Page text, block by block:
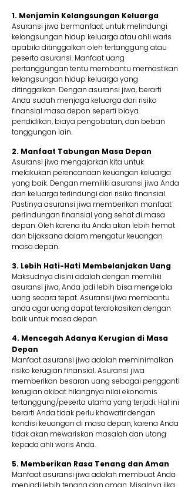
1. Menjamin Kelangsungan Keluarga
Asuransi jiwa bermanfaat untuk melindungi
kelangsungan hidup keluarga atau ahli waris
apabila ditinggalkan oleh tertanggung atau
peserta asuransi. Manfaat uang
pertanggungan tentu membantu memastikan
kelangsungan hidup keluarga yang
ditinggalkan. Dengan asuransi jiwa, berarti
Anda sudah menjaga keluarga dari risiko
finansial masa depan seperti biaya
pendidikan, biaya pengobatan, dan beban
tanggungan lain.
2. Manfaat Tabungan Masa Depan
Asuransi jiwa mengajarkan kita untuk
melakukan perencanaan keuangan keluarga
yang baik. Dengan memiliki asuransi jiwa Anda
dan keluarga terlindungi dari risiko finansial.
Pastinya asuransi jiwa memberikan manfaat
perlindungan finansial yang sehat di masa
depan. Oleh karena itu Anda akan lebih hemat
dan bijaksana dalam mengatur keuangan
masa depan.
3. Lebih Hati-Hati Membelanjakan Uang
Maksudnya disini adalah dengan memiliki
asuransi jiwa, Anda jadi lebih bisa mengelola
uang secara tepat. Asuransi jiwa membantu
anda agar uang dapat teralokasikan dengan
baik untuk masa depan.
4. Mencegah Adanya Kerugian di Masa
Depan
Manfaat asuransi jiwa adalah meminimalkan
risiko kerugian finansial. Asuransi jiwa
memberikan besaran uang sebagai pengganti
kerugian akibat hilangnya nilai ekonomis
tertanggung/peserta utama yang terjadi. Hal ini
berarti Anda tidak perlu khawatir dengan
kondisi keuangan di masa depan, karena Anda
tidak akan mewariskan masalah dan utang
kepada ahli waris Anda.
5. Memberikan Rasa Tenang dan Aman
Manfaat asuransi jiwa adalah membuat Anda
menjadi lebih tenang dan aman. Misalnya jika